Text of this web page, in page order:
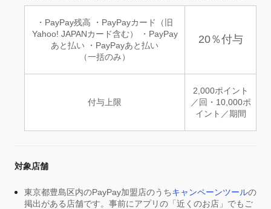
・PayPay残高 ・PayPayカード（旧
Yahoo! JAPANカード含む） ・PayPay
あと払い ・PayPayあと払い
（一括のみ）
20％付与
付与上限
2,000ポイント
／回・10,000ポ
イント／期間
対象店舗
東京都豊島区内のPayPay加盟店のうちキャンペーンツールの
掲出がある店舗です。事前にアプリの「近くのお店」でもご